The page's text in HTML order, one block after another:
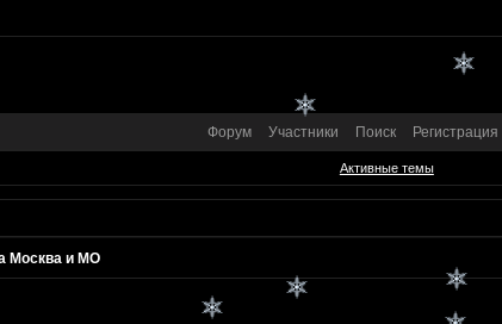
Форум Участники Поиск Регистрация
Активные темы
Москва и МО